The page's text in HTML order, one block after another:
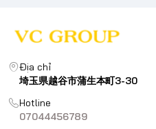
Địa chỉ
埼玉県越谷市蒲生本町3-30
Hotline
07044456789